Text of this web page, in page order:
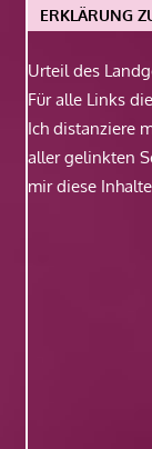
ERKLÄRUNG
Urteil des
Für alle Links
Ich distanziere
aller gelinkten
mir diese